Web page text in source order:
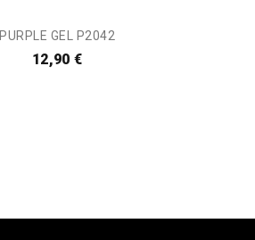
PURPLE GEL P2042
12,90 €